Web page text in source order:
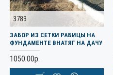
3783
ЗАБОР ИЗ СЕТКИ РАБИЦЫ НА
ФУНДАМЕНТЕ ВНАТЯГ НА ДАЧУ
1050.00р.